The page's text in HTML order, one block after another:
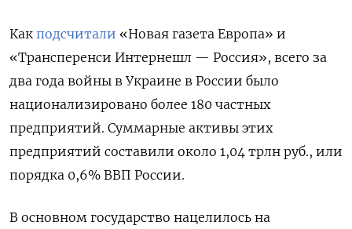
Как подсчитали «Новая газета Европа» и
«Трансперенси Интернешл — Россия», всего за
два года войны в Украине в России было
национализировано более 180 частных
предприятий. Суммарные активы этих
предприятий составили около 1,04 трлн руб., или
порядка 0,6% ВВП России.
В основном государство нацелилось на